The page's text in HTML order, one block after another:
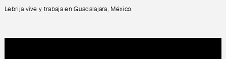
Lebrija vive y trabaja en Guadalajara, México.